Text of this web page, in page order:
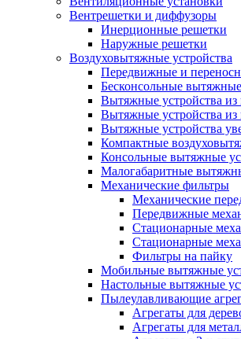
Вентрешетки и диффузоры
Инерционные решетки
Наружные решетки
Воздуховытяжные устройства
Передвижные и
Бесконсольные вытяжные
Вытяжные устройства
Вытяжные устройства из
Вытяжные устройства
Компактные
Консольные вытяжные
Малогабаритные
Механические фильтры
Механические
Передвижные
Стационарные
Стационарные
Фильтры на пайку
Мобильные вытяжные
Настольные вытяжные
Пылеулавливающие
Агрегаты для
Агрегаты для